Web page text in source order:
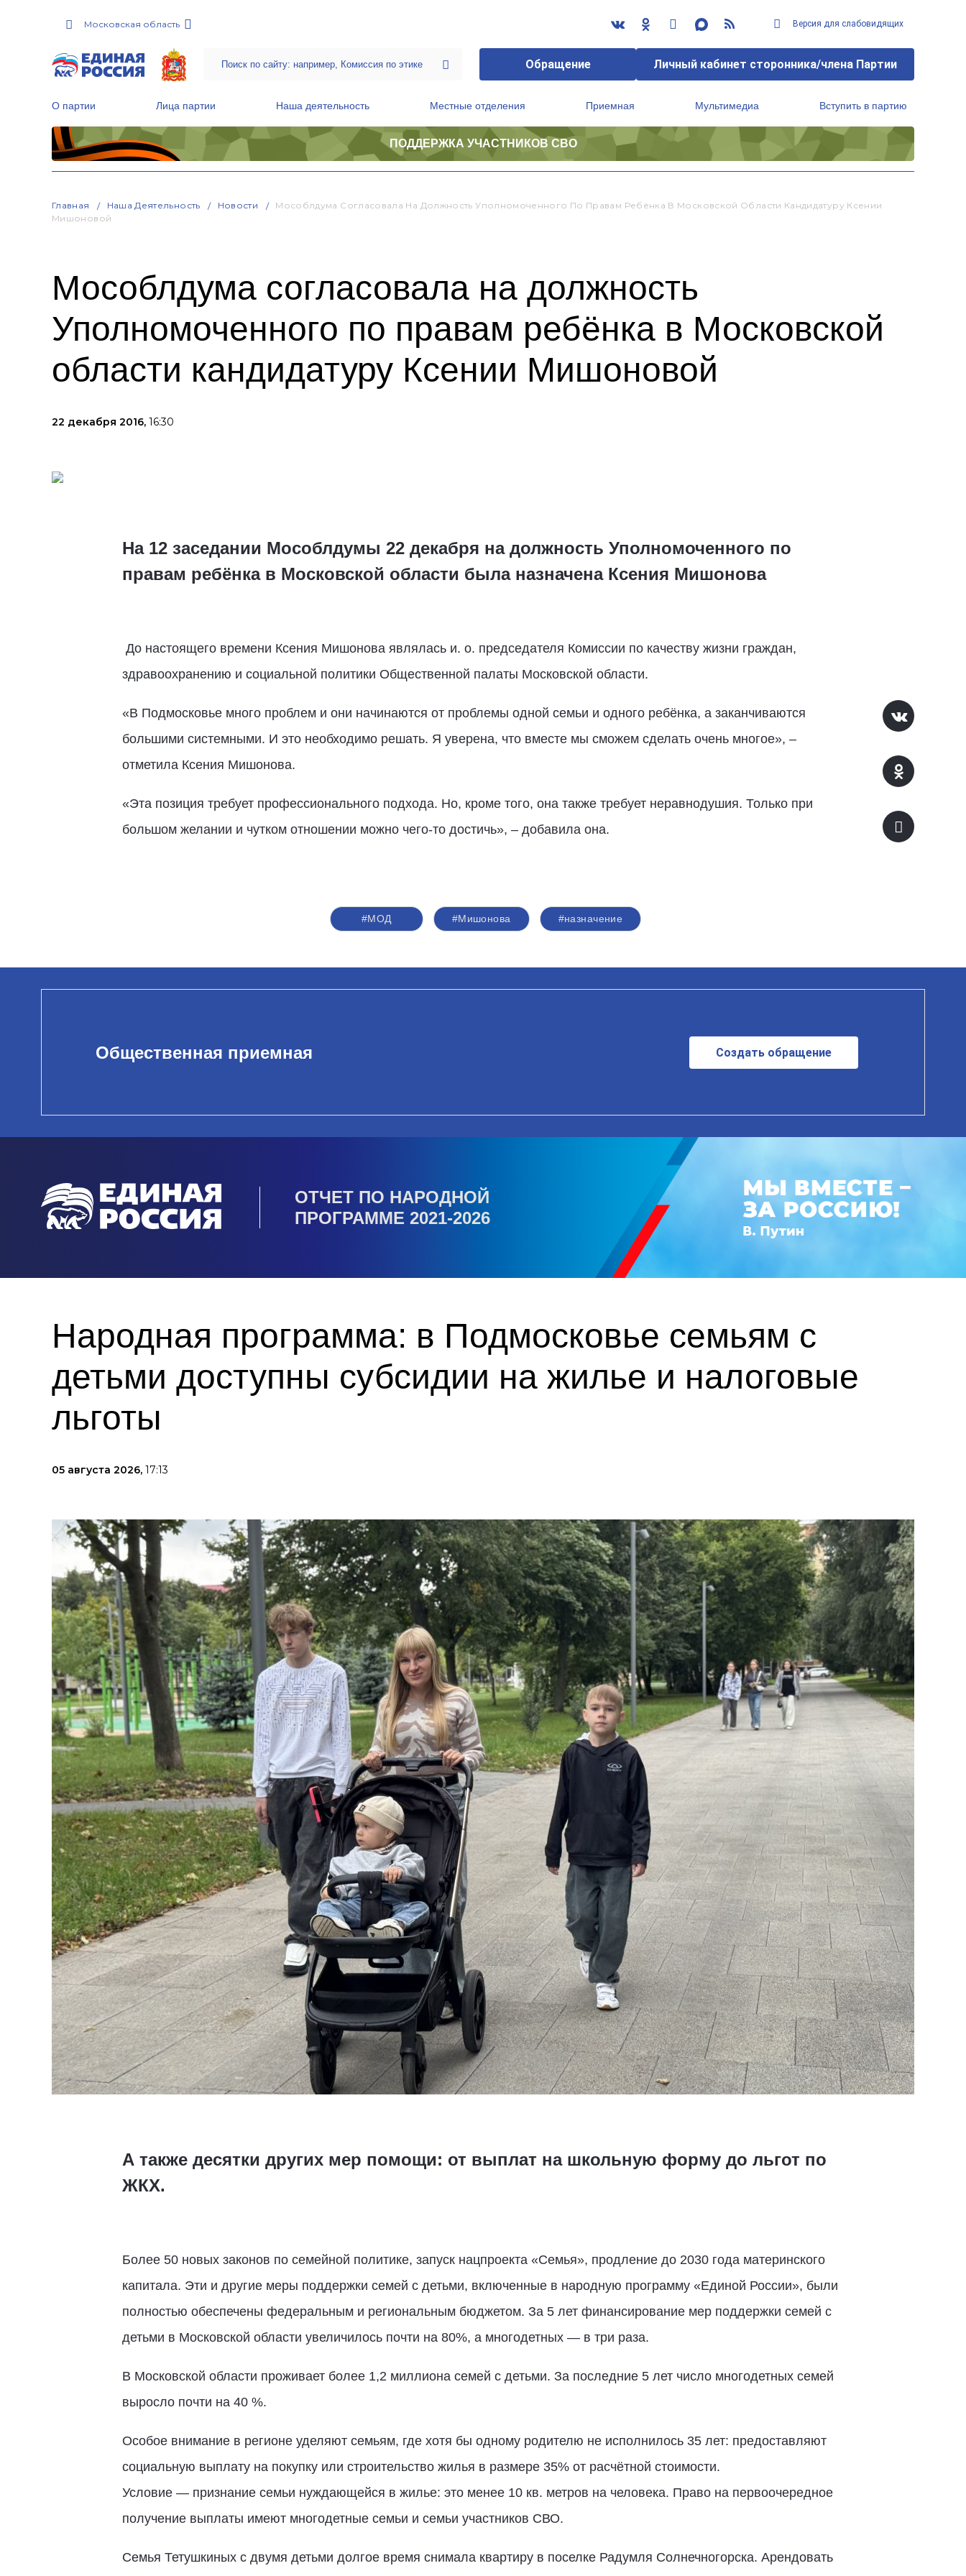
Московская область Версия для слабовидящих
Обращение Личный кабинет сторонника/члена Партии
О партии Лица партии Наша деятельность Местные отделения Приемная Мультимедиа Вступить в партию
ПОДДЕРЖКА УЧАСТНИКОВ СВО
Главная Наша Деятельность Новости
Мособлдума Согласовала На Должность Уполномоченного По Правам Ребёнка В Московской Области Кандидатуру Ксении
Мишоновой
Мособлдума согласовала на должность
Уполномоченного по правам ребёнка в Московской
области кандидатуру Ксении Мишоновой
22 декабря 2016, 16:30
На 12 заседании Мособлдумы 22 декабря на должность Уполномоченного по
правам ребёнка в Московской области была назначена Ксения Мишонова
До настоящего времени Ксения Мишонова являлась и. о. председателя Комиссии по качеству жизни граждан,
здравоохранению и социальной политики Общественной палаты Московской области.
«В Подмосковье много проблем и они начинаются от проблемы одной семьи и одного ребёнка, а заканчиваются
большими системными. И это необходимо решать. Я уверена, что вместе мы сможем сделать очень многое», –
отметила Ксения Мишонова.
«Эта позиция требует профессионального подхода. Но, кроме того, она также требует неравнодушия. Только при
большом желании и чутком отношении можно чего-то достичь», – добавила она.
#МОД #Мишонова #назначение
Общественная приемная Создать обращение
ОТЧЕТ ПО НАРОДНОЙ
ПРОГРАММЕ 2021-2026
Народная программа: в Подмосковье семьям с
детьми доступны субсидии на жилье и налоговые
льготы
05 августа 2026, 17:13
А также десятки других мер помощи: от выплат на школьную форму до льгот по
ЖКХ.
Более 50 новых законов по семейной политике, запуск нацпроекта «Семья», продление до 2030 года материнского
капитала. Эти и другие меры поддержки семей с детьми, включенные в народную программу «Единой России», были
полностью обеспечены федеральным и региональным бюджетом. За 5 лет финансирование мер поддержки семей с
детьми в Московской области увеличилось почти на 80%, а многодетных — в три раза.
В Московской области проживает более 1,2 миллиона семей с детьми. За последние 5 лет число многодетных семей
выросло почти на 40 %.
Особое внимание в регионе уделяют семьям, где хотя бы одному родителю не исполнилось 35 лет: предоставляют
социальную выплату на покупку или строительство жилья в размере 35% от расчётной стоимости.
Условие — признание семьи нуждающейся в жилье: это менее 10 кв. метров на человека. Право на первоочередное
получение выплаты имеют многодетные семьи и семьи участников СВО.
Семья Тетушкиных с двумя детьми долгое время снимала квартиру в поселке Радумля Солнечногорска. Арендовать